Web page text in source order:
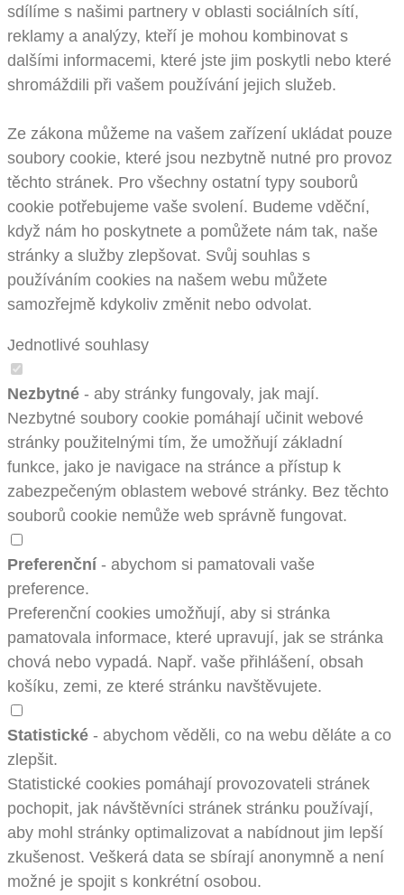
sdílíme s našimi partnery v oblasti sociálních sítí,
reklamy a analýzy, kteří je mohou kombinovat s
dalšími informacemi, které jste jim poskytli nebo které
shromáždili při vašem používání jejich služeb.
Ze zákona můžeme na vašem zařízení ukládat pouze
soubory cookie, které jsou nezbytně nutné pro provoz
těchto stránek. Pro všechny ostatní typy souborů
cookie potřebujeme vaše svolení. Budeme vděční,
když nám ho poskytnete a pomůžete nám tak, naše
stránky a služby zlepšovat. Svůj souhlas s
používáním cookies na našem webu můžete
samozřejmě kdykoliv změnit nebo odvolat.
Jednotlivé souhlasy
Nezbytné - aby stránky fungovaly, jak mají.
Nezbytné soubory cookie pomáhají učinit webové
stránky použitelnými tím, že umožňují základní
funkce, jako je navigace na stránce a přístup k
zabezpečeným oblastem webové stránky. Bez těchto
souborů cookie nemůže web správně fungovat.
Preferenční - abychom si pamatovali vaše
preference.
Preferenční cookies umožňují, aby si stránka
pamatovala informace, které upravují, jak se stránka
chová nebo vypadá. Např. vaše přihlášení, obsah
košíku, zemi, ze které stránku navštěvujete.
Statistické - abychom věděli, co na webu děláte a co
zlepšit.
Statistické cookies pomáhají provozovateli stránek
pochopit, jak návštěvníci stránek stránku používají,
aby mohl stránky optimalizovat a nabídnout jim lepší
zkušenost. Veškerá data se sbírají anonymně a není
možné je spojit s konkrétní osobou.